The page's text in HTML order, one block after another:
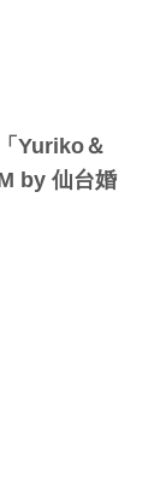
Yuriko＆
by 仙台婚